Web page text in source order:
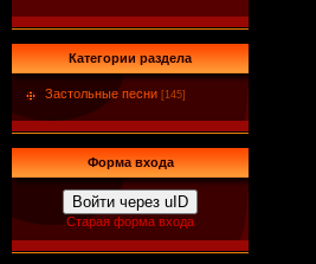
Категории раздела
Застольные песни [145]
Форма входа
Войти через uID
Старая форма входа